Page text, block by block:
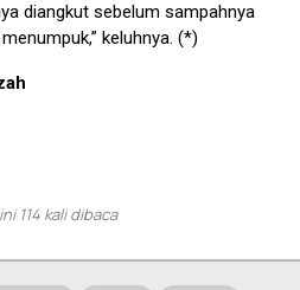
diangkut sebelum sampahnya
keluhnya. (*)
114 kali dibaca